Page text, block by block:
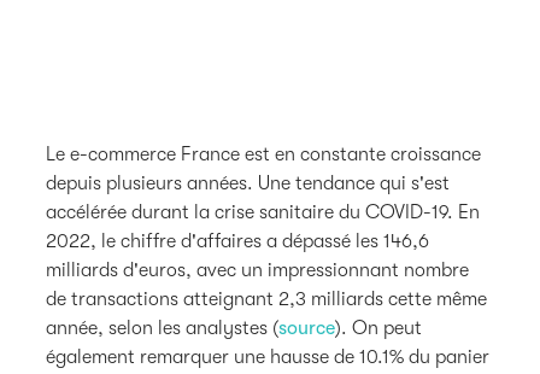
Le e-commerce France est en constante croissance
depuis plusieurs années. Une tendance qui s'est
accélérée durant la crise sanitaire du COVID-19. En
2022, le chiffre d'affaires a dépassé les 146,6
milliards d'euros, avec un impressionnant nombre
de transactions atteignant 2,3 milliards cette même
année, selon les analystes (source). On peut
également remarquer une hausse de 10.1% du panier